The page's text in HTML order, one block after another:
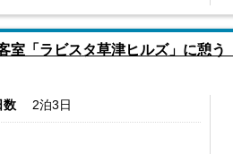
室「ラビスタ草津ヒルズ」に憩
数 2泊3日